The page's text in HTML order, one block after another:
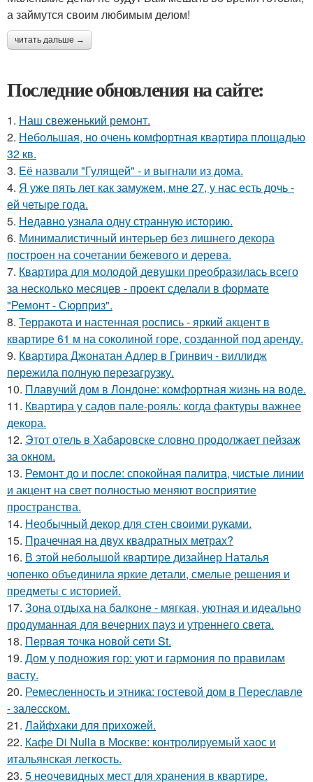
а займутся своим любимым делом!
читать дальше →
Последние обновления на сайте:
1. Наш свеженький ремонт.
2. Небольшая, но очень комфортная квартира площадью
32 кв.
3. Её назвали "Гулящей" - и выгнали из дома.
4. Я уже пять лет как замужем, мне 27, у нас есть дочь -
ей четыре года.
5. Недавно узнала одну странную историю.
6. Минималистичный интерьер без лишнего декора
построен на сочетании бежевого и дерева.
7. Квартира для молодой девушки преобразилась всего
за несколько месяцев - проект сделали в формате
"Ремонт - Сюрприз".
8. Терракота и настенная роспись - яркий акцент в
квартире 61 м на соколиной горе, созданной под аренду.
9. Квартира Джонатан Адлер в Гринвич - виллидж
пережила полную перезагрузку.
10. Плавучий дом в Лондоне: комфортная жизнь на воде.
11. Квартира у садов пале-рояль: когда фактуры важнее
декора.
12. Этот отель в Хабаровске словно продолжает пейзаж
за окном.
13. Ремонт до и после: спокойная палитра, чистые линии
и акцент на свет полностью меняют восприятие
пространства.
14. Необычный декор для стен своими руками.
15. Прачечная на двух квадратных метрах?
16. В этой небольшой квартире дизайнер Наталья
чопенко объединила яркие детали, смелые решения и
предметы с историей.
17. Зона отдыха на балконе - мягкая, уютная и идеально
продуманная для вечерних пауз и утреннего света.
18. Первая точка новой сети St.
19. Дом у подножия гор: уют и гармония по правилам
васту.
20. Ремесленность и этника: гостевой дом в Переславле
- залесском.
21. Лайфхаки для прихожей.
22. Кафе Di Nulla в Москве: контролируемый хаос и
итальянская легкость.
23. 5 неочевидных мест для хранения в квартире.